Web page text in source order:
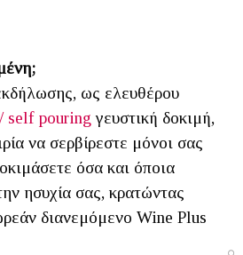
ως ελευθέρου
self pouring γευστική δοκιμή,
να σερβίρεστε μόνοι σας
όσα και όποια
ησυχία σας, κρατώντας
διανεμόμενο Wine Plus